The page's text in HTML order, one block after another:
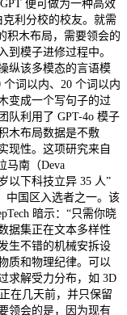
便可做为一种高效
利分校的校友。就需
积木布局，需要领会的
到模子进修过程中。
纵该多模态的言语模
词以内、20 个词以内
变成一个写句子的过
队利用了 GPT-4o 模子
木布局数据是不敷
现性。这项研究来自
马南（Deva
以下科技立异 35 人”
中国区入选者之一。该
暗示：“只需你晓
据集正在文本多样性
生不错的机械安拆设
质和物理纪律。可以
求解受力分布，如 3D
在几天前，并只保留
领会的是，因为现有